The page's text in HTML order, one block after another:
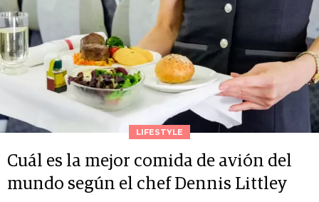
LIFESTYLE
Cuál es la mejor comida de avión del
mundo según el chef Dennis Littley